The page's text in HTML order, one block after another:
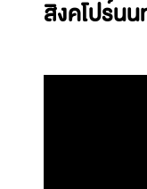
สิงคโปร์น